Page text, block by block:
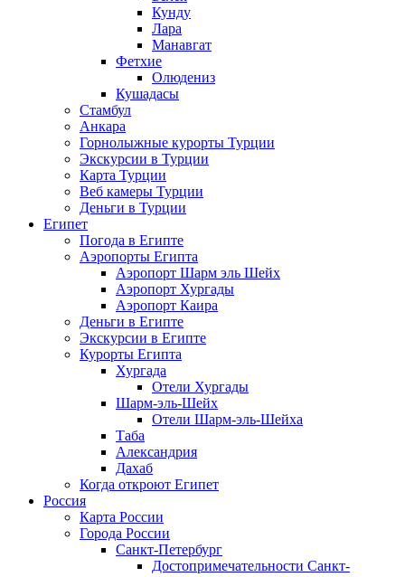
Кунду
Лара
Манавгат
Фетхие
Олюдениз
Кушадасы
Стамбул
Анкара
Горнолыжные курорты Турции
Экскурсии в Турции
Карта Турции
Веб камеры Турции
Деньги в Турции
Египет
Погода в Египте
Аэропорты Египта
Аэропорт Шарм эль Шейх
Аэропорт Хургады
Аэропорт Каира
Деньги в Египте
Экскурсии в Египте
Курорты Египта
Хургада
Отели Хургады
Шарм-эль-Шейх
Отели Шарм-эль-Шейха
Таба
Александрия
Дахаб
Когда откроют Египет
Россия
Карта России
Города России
Санкт-Петербург
Достопримечательности Санкт-